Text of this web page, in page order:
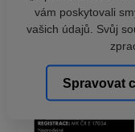
vám poskytovali
vašich údajů. Svůj
Spravovat